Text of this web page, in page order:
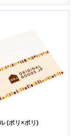
(ポリ×ポリ)